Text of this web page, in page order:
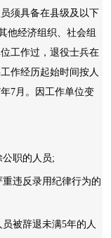
须具备在县级及以下
他经济组织、社会组
工作过，退役士兵在
作经历起始时间按人
7月。因工作单位变
职的人员;
违反录用纪律行为的
被辞退未满5年的人